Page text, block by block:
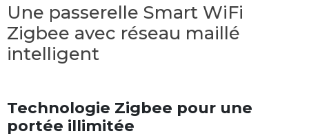
Une passerelle Smart WiFi
Zigbee avec réseau maillé
intelligent
Technologie Zigbee pour une
portée illimitée